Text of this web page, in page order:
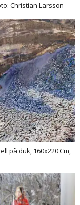
Christian Larsson
på duk, 160x220 Cm,